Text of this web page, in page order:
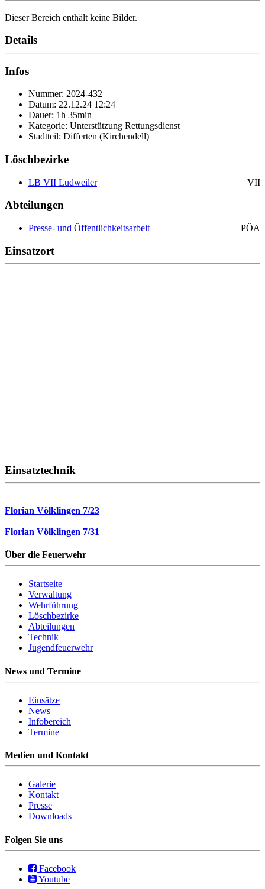
Dieser Bereich enthält keine Bilder.
Details
Infos
Nummer: 2024-432
Datum: 22.12.24 12:24
Dauer: 1h 35min
Kategorie: Unterstützung Rettungsdienst
Stadtteil: Differten (Kirchendell)
Löschbezirke
LB VII Ludweiler VII
Abteilungen
Presse- und Öffentlichkeitsarbeit PÖA
Einsatzort
Einsatztechnik
Florian Völklingen 7/23
Florian Völklingen 7/31
Über die Feuerwehr
Startseite
Verwaltung
Wehrführung
Löschbezirke
Abteilungen
Technik
Jugendfeuerwehr
News und Termine
Einsätze
News
Infobereich
Termine
Medien und Kontakt
Galerie
Kontakt
Presse
Downloads
Folgen Sie uns
Facebook
Youtube